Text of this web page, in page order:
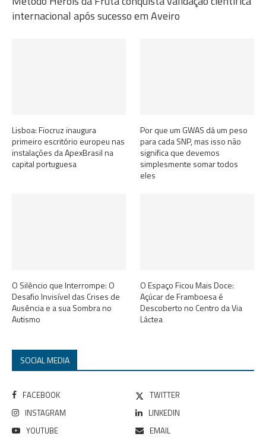
internacional após sucesso em Aveiro
Lisboa: Fiocruz inaugura
primeiro escritório europeu nas
instalações da ApexBrasil na
capital portuguesa
Por que um GWAS dá um peso
para cada SNP, mas isso não
significa que devemos
simplesmente somar todos
eles
O Silêncio que Interrompe: O
Desafio Invisível das Crises de
Ausência e a sua Sombra no
Autismo
O Espaço Ficou Mais Doce:
Açúcar de Framboesa é
Descoberto no Centro da Via
Láctea
SOCIAL MEDIA
FACEBOOK
TWITTER
INSTAGRAM
LINKEDIN
YOUTUBE
EMAIL